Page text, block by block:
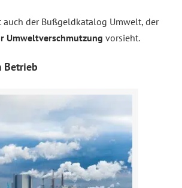
auch der Bußgeldkatalog Umwelt, der
Umweltverschmutzung vorsieht.
Betrieb